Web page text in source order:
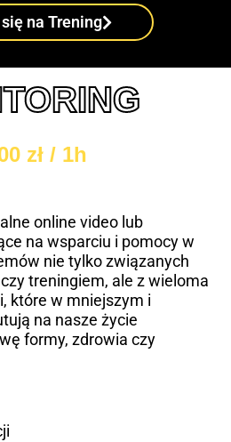
na Trening
zł / 1h
online video lub
na wsparciu i pomocy w
nie tylko związanych
treningiem, ale z wieloma
które w mniejszym i
na nasze życie
formy, zdrowia czy